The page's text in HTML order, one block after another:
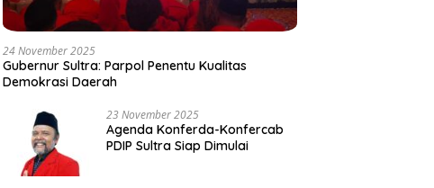
24 November 2025
Gubernur Sultra: Parpol Penentu Kualitas
Demokrasi Daerah
23 November 2025
Agenda Konferda-Konfercab
PDIP Sultra Siap Dimulai